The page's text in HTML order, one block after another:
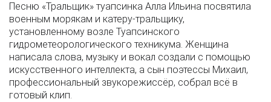
Песню «Тральщик» туапсинка Алла Ильина посвятила
военным морякам и катеру-тральщику,
установленному возле Туапсинского
гидрометеорологического техникума. Женщина
написала слова, музыку и вокал создали с помощью
искусственного интеллекта, а сын поэтессы Михаил,
профессиональный звукорежиссёр, собрал всё в
готовый клип.